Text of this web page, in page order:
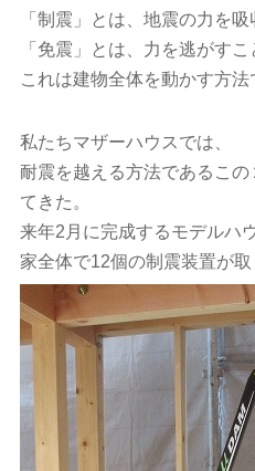
「制震」とは、地震の力を吸
「免震」とは、力を逃がすこ
これは建物全体を動かす方法
私たちマザーハウスでは、
耐震を越える方法であるこ
てきた。
来年2月に完成するモデルハ
家全体で12個の制震装置が取